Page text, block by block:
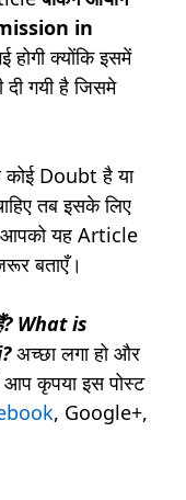
in
होगी क्योंकि इसमें
दी गयी है जिसमे
Doubt है या
तब इसके लिए
यह Article
बताएँ।
What is
अच्छा लगा हो और
कृपया इस पोस्ट
, Google+,